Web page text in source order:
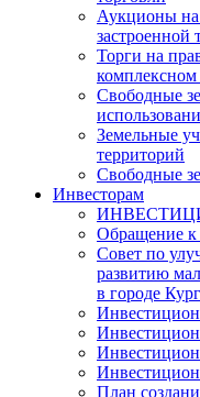
Аукционы на
застроенной
Торги на
комплексном
Свободные
Земельные
территорий
Свободные
Инвесторам
Обращение к
Совет по
развитию
в городе
План